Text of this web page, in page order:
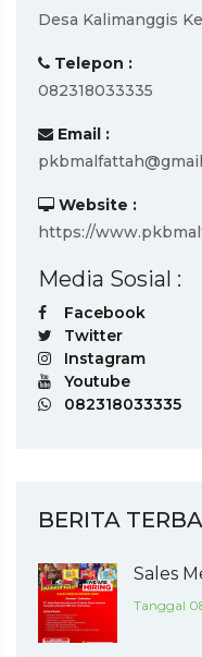
Desa Kalimanggis
Telepon :
082318033335
Email :
Website :
https://
Media Sosial :
Facebook
Twitter
Instagram
Youtube
082318033335
BERITA
Sales
Tanggal